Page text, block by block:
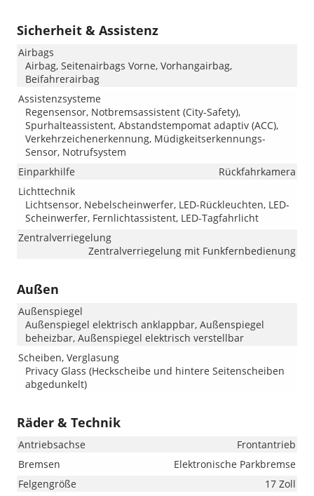
Sicherheit & Assistenz
Airbags
Airbag, Seitenairbags Vorne, Vorhangairbag,
Beifahrerairbag
Assistenzsysteme
Regensensor, Notbremsassistent (City-Safety),
Spurhalteassistent, Abstandstempomat adaptiv (ACC),
Verkehrzeichenerkennung, Müdigkeitserkennungs-
Sensor, Notrufsystem
Einparkhilfe
Rückfahrkamera
Lichttechnik
Lichtsensor, Nebelscheinwerfer, LED-Rückleuchten, LED-
Scheinwerfer, Fernlichtassistent, LED-Tagfahrlicht
Zentralverriegelung
Zentralverriegelung mit Funkfernbedienung
Außen
Außenspiegel
Außenspiegel elektrisch anklappbar, Außenspiegel
beheizbar, Außenspiegel elektrisch verstellbar
Scheiben, Verglasung
Privacy Glass (Heckscheibe und hintere Seitenscheiben
abgedunkelt)
Räder & Technik
Antriebsachse
Frontantrieb
Bremsen
Elektronische Parkbremse
Felgengröße
17 Zoll